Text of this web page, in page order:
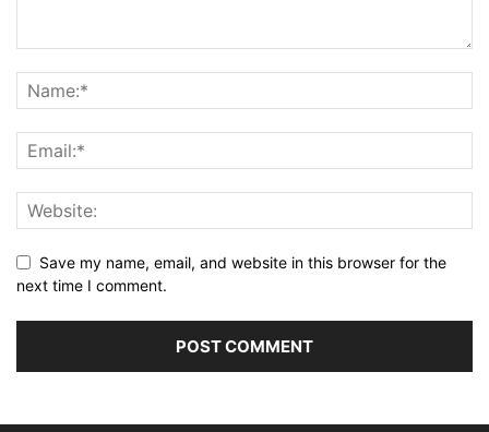
Save my name, email, and website in this browser for the
next time I comment.